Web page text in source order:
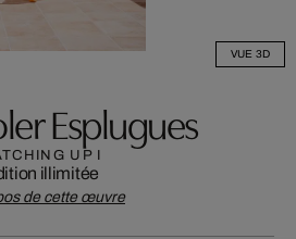
VUE 3D
Esplugues
UP I
illimitée
de cette œuvre